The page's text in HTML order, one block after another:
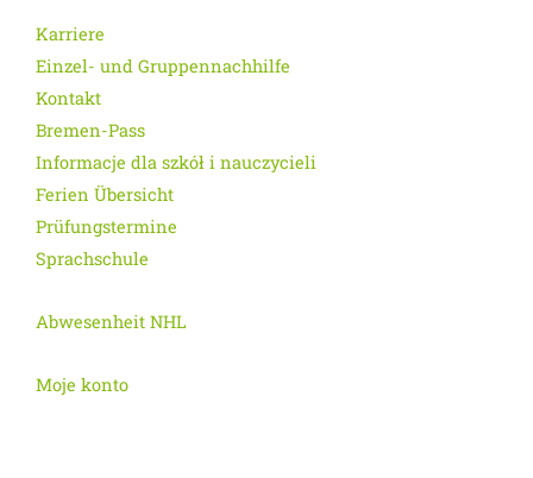
Karriere
Einzel- und Gruppennachhilfe
Kontakt
Bremen-Pass
Informacje dla szkół i nauczycieli
Ferien Übersicht
Prüfungstermine
Sprachschule
Abwesenheit NHL
Moje konto